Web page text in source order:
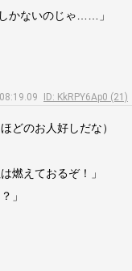
かないのじゃ……」
ID: KkRPY6Ap0 (21)
どのお人好しだな）
燃えておるぞ！」
」